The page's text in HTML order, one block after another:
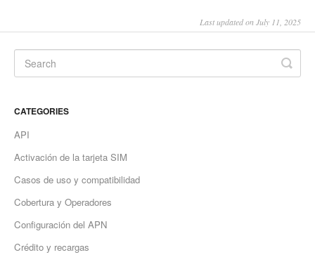
Last updated on July 11, 2025
CATEGORIES
API
Activación de la tarjeta SIM
Casos de uso y compatibilidad
Cobertura y Operadores
Configuración del APN
Crédito y recargas